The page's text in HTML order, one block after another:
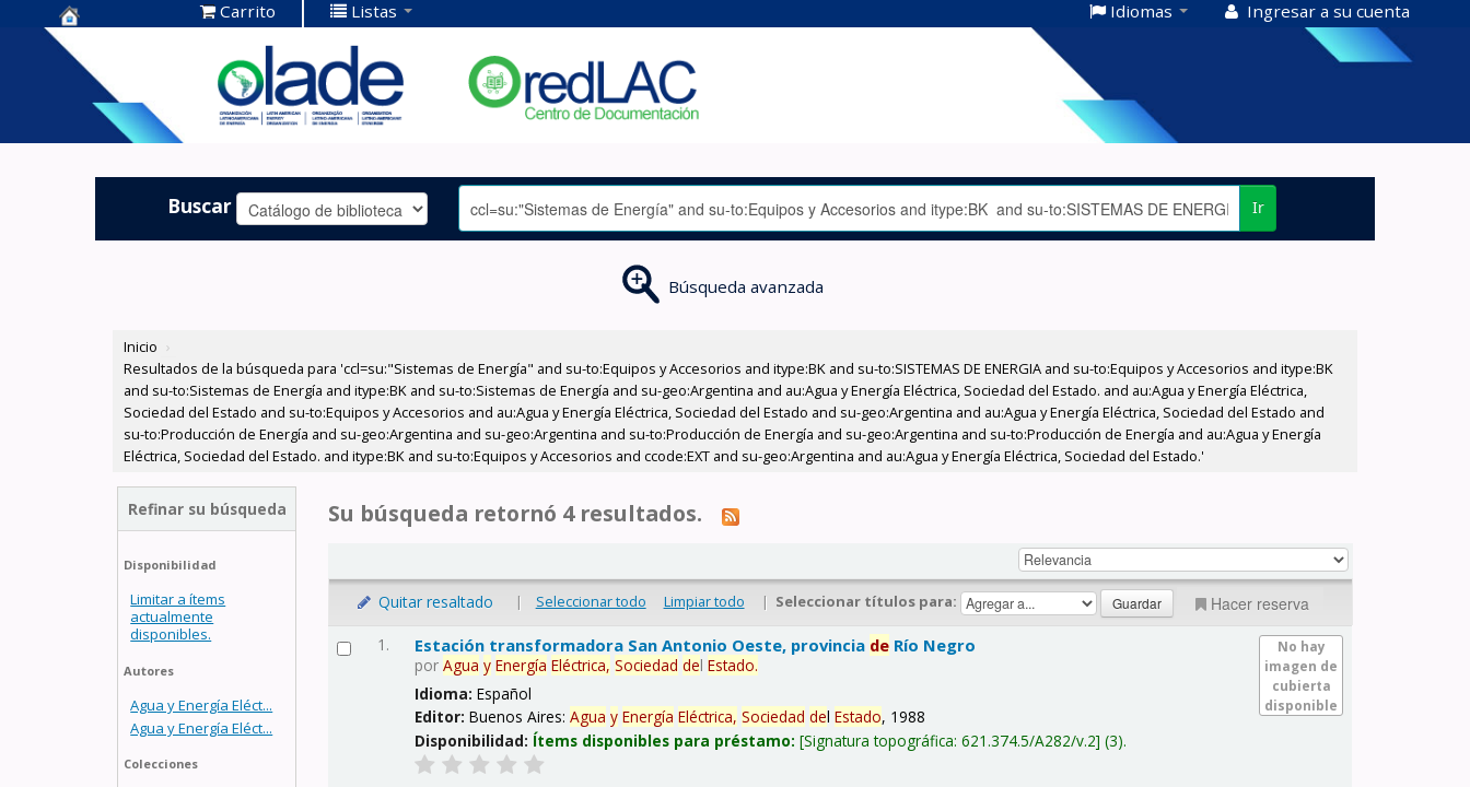
Centro de
Documentación
OLADE -
Carrito Listas Idiomas Ingresar a su cuenta
Buscar Ir
Búsqueda avanzada
Inicio ›
Resultados de la búsqueda para 'ccl=su:"Sistemas de Energía" and su-to:Equipos y Accesorios and itype:BK and su-to:SISTEMAS DE ENERGIA and su-to:Equipos y Accesorios and itype:BK
and su-to:Sistemas de Energía and itype:BK and su-to:Sistemas de Energía and su-geo:Argentina and au:Agua y Energía Eléctrica, Sociedad del Estado. and au:Agua y Energía Eléctrica,
Sociedad del Estado and su-to:Equipos y Accesorios and au:Agua y Energía Eléctrica, Sociedad del Estado and su-geo:Argentina and au:Agua y Energía Eléctrica, Sociedad del Estado and
su-to:Producción de Energía and su-geo:Argentina and su-geo:Argentina and su-to:Producción de Energía and su-geo:Argentina and su-to:Producción de Energía and au:Agua y Energía
Eléctrica, Sociedad del Estado. and itype:BK and su-to:Equipos y Accesorios and ccode:EXT and su-geo:Argentina and au:Agua y Energía Eléctrica, Sociedad del Estado.'
Refinar su búsqueda
Disponibilidad
Limitar a ítems
actualmente
disponibles.
Autores
Agua y Energía Eléct...
Agua y Energía Eléct...
Colecciones
Su búsqueda retornó 4 resultados.
Quitar resaltado | Seleccionar todo Limpiar todo | Seleccionar títulos para: Hacer reserva
1.
No hay
imagen de
cubierta
disponible
Estación transformadora San Antonio Oeste, provincia de Río Negro
porAgua y Energía Eléctrica, Sociedad delEstado.
Idioma:Español
Editor:Buenos Aires:Agua y Energía Eléctrica, Sociedad delEstado, 1988
Disponibilidad: Ítems disponibles para préstamo: Signatura topográfica:621.374.5/A282/v.2 (3).